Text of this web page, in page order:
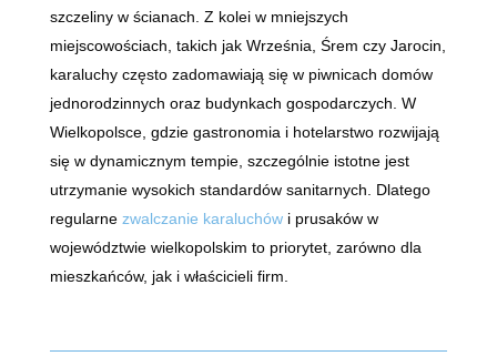
szczeliny w ścianach. Z kolei w mniejszych
miejscowościach, takich jak Września, Śrem czy Jarocin,
karaluchy często zadomawiają się w piwnicach domów
jednorodzinnych oraz budynkach gospodarczych. W
Wielkopolsce, gdzie gastronomia i hotelarstwo rozwijają
się w dynamicznym tempie, szczególnie istotne jest
utrzymanie wysokich standardów sanitarnych. Dlatego
regularne zwalczanie karaluchówi prusaków w
województwie wielkopolskim to priorytet, zarówno dla
mieszkańców, jak i właścicieli firm.